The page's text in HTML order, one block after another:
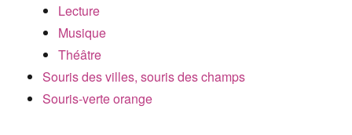
Lecture
Musique
Théâtre
Souris des villes, souris des champs
Souris-verte orange